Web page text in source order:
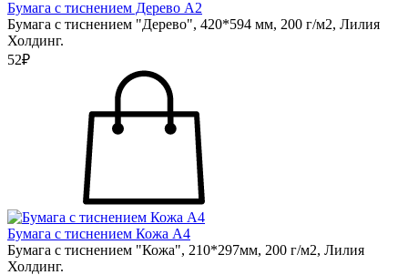
Бумага с тиснением Дерево А2
Бумага с тиснением "Дерево", 420*594 мм, 200 г/м2, Лилия
Холдинг.
52₽
Бумага с тиснением Кожа А4
Бумага с тиснением "Кожа", 210*297мм, 200 г/м2, Лилия
Холдинг.